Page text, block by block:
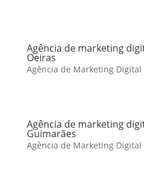
Agência de marketing
Oeiras
Agência de Marketing Digital
Agência de marketing
Guimarães
Agência de Marketing Digital